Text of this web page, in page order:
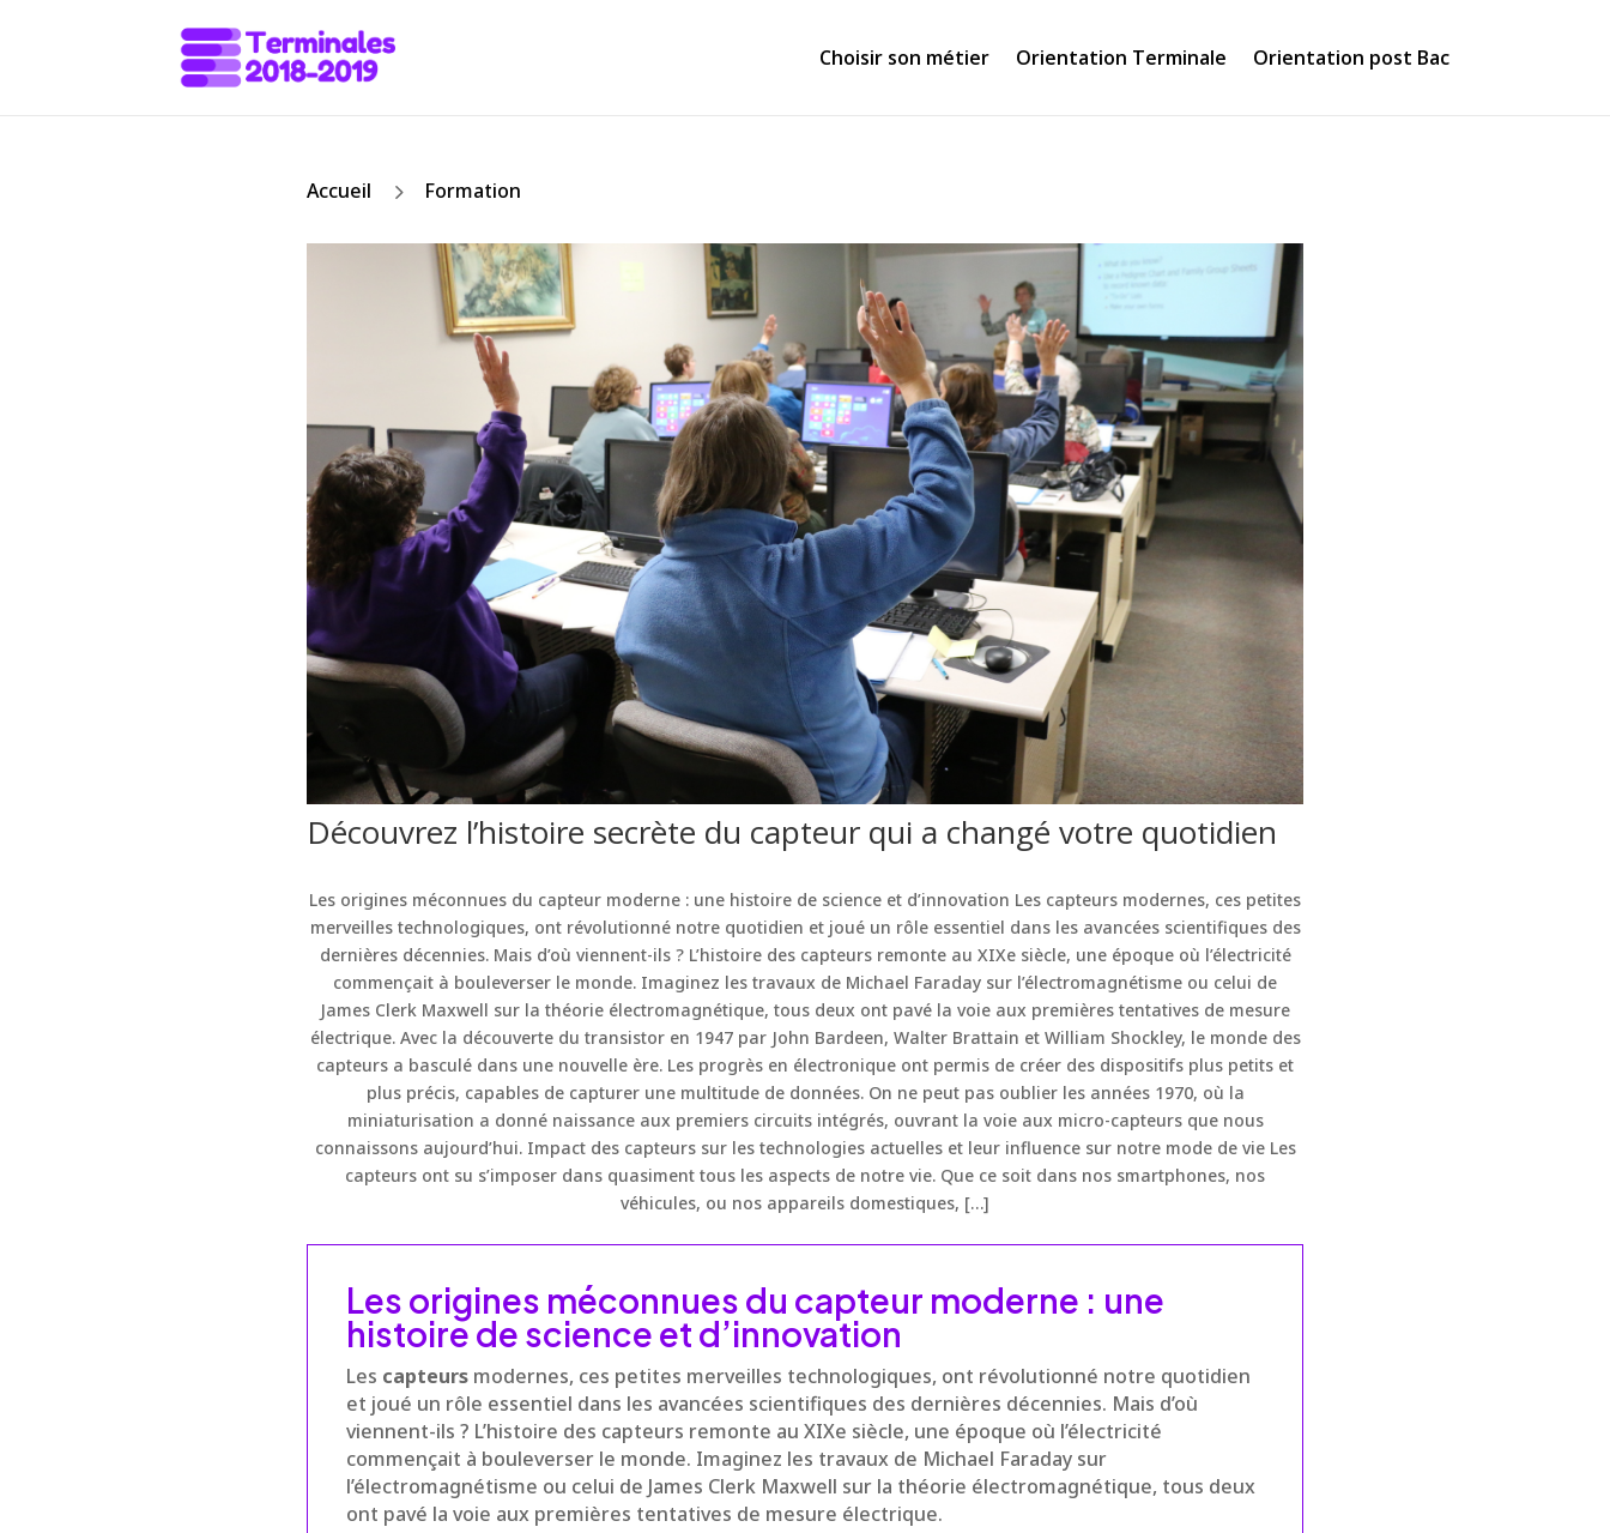
Choisir son métier Orientation Terminale Orientation post Bac
Accueil 5 Formation
Découvrez l’histoire secrète du capteur qui a changé votre quotidien
Les origines méconnues du capteur moderne : une histoire de science et d’innovation Les capteurs modernes, ces petites
merveilles technologiques, ont révolutionné notre quotidien et joué un rôle essentiel dans les avancées scientifiques des
dernières décennies. Mais d’où viennent-ils ? L’histoire des capteurs remonte au XIXe siècle, une époque où l’électricité
commençait à bouleverser le monde. Imaginez les travaux de Michael Faraday sur l’électromagnétisme ou celui de
James Clerk Maxwell sur la théorie électromagnétique, tous deux ont pavé la voie aux premières tentatives de mesure
électrique. Avec la découverte du transistor en 1947 par John Bardeen, Walter Brattain et William Shockley, le monde des
capteurs a basculé dans une nouvelle ère. Les progrès en électronique ont permis de créer des dispositifs plus petits et
plus précis, capables de capturer une multitude de données. On ne peut pas oublier les années 1970, où la
miniaturisation a donné naissance aux premiers circuits intégrés, ouvrant la voie aux micro-capteurs que nous
connaissons aujourd’hui. Impact des capteurs sur les technologies actuelles et leur influence sur notre mode de vie Les
capteurs ont su s’imposer dans quasiment tous les aspects de notre vie. Que ce soit dans nos smartphones, nos
véhicules, ou nos appareils domestiques, […]
Les origines méconnues du capteur moderne : une
histoire de science et d’innovation
Les capteurs modernes, ces petites merveilles technologiques, ont révolutionné notre quotidien
et joué un rôle essentiel dans les avancées scientifiques des dernières décennies. Mais d’où
viennent-ils ? L’histoire des capteurs remonte au XIXe siècle, une époque où l’électricité
commençait à bouleverser le monde. Imaginez les travaux de Michael Faraday sur
l’électromagnétisme ou celui de James Clerk Maxwell sur la théorie électromagnétique, tous deux
ont pavé la voie aux premières tentatives de mesure électrique.